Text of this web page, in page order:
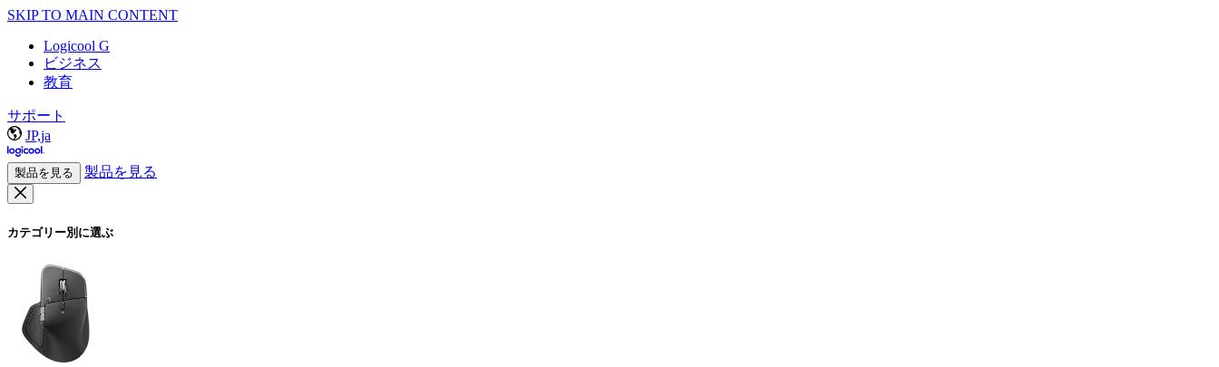
SKIP TO MAIN CONTENT
Logicool G
ビジネス
教育
サポート
JP,ja
製品を見る 製品を見る
カテゴリー別に選ぶ